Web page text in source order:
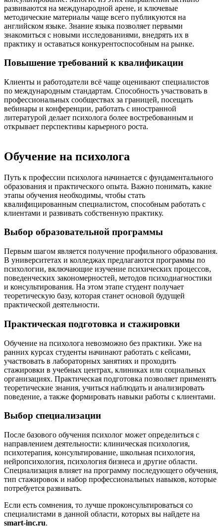
развиваются на международной арене, и ключевые
методические материалы чаще всего публикуются на
английском языке. Знание языка позволяет первыми
знакомиться с новыми исследованиями, внедрять их в
практику и оставаться конкурентоспособным на рынке.
Повышение требований к квалификации
Клиенты и работодатели всё чаще оценивают специалистов
по международным стандартам. Способность участвовать в
профессиональных сообществах за границей, посещать
вебинары и конференции, работать с иностранной
литературой делает психолога более востребованным и
открывает перспективы карьерного роста.
Обучение на психолога
Путь к профессии психолога начинается с фундаментального
образования и практического опыта. Важно понимать, какие
этапы обучения необходимы, чтобы стать
квалифицированным специалистом, способным работать с
клиентами и развивать собственную практику.
Выбор образовательной программы
Первым шагом является получение профильного образования.
В университетах и колледжах предлагаются программы по
психологии, включающие изучение психических процессов,
поведенческих закономерностей, методов психодиагностики
и консультирования. На этом этапе студент получает
теоретическую базу, которая станет основой будущей
практической деятельности.
Практическая подготовка и стажировки
Обучение на психолога невозможно без практики. Уже на
ранних курсах студенты начинают работать с кейсами,
участвовать в лабораторных занятиях и проходить
стажировки в учебных центрах, клиниках или социальных
организациях. Практическая подготовка позволяет применять
теоретические знания, учиться наблюдать и анализировать
поведение, а также формировать навыки работы с клиентами.
Выбор специализации
После базового обучения психолог может определиться с
направлением деятельности: клиническая психология,
психотерапия, консультирование, школьная психология,
нейропсихология, психология бизнеса и другие области.
Специализация влияет на программу последующего обучения,
тип стажировок и набор профессиональных навыков, которые
потребуется развивать.
Если есть сомнения, то лучше проконсультироваться со
специалистами в данной области, которых вы найдете на
smart-inc.ru.